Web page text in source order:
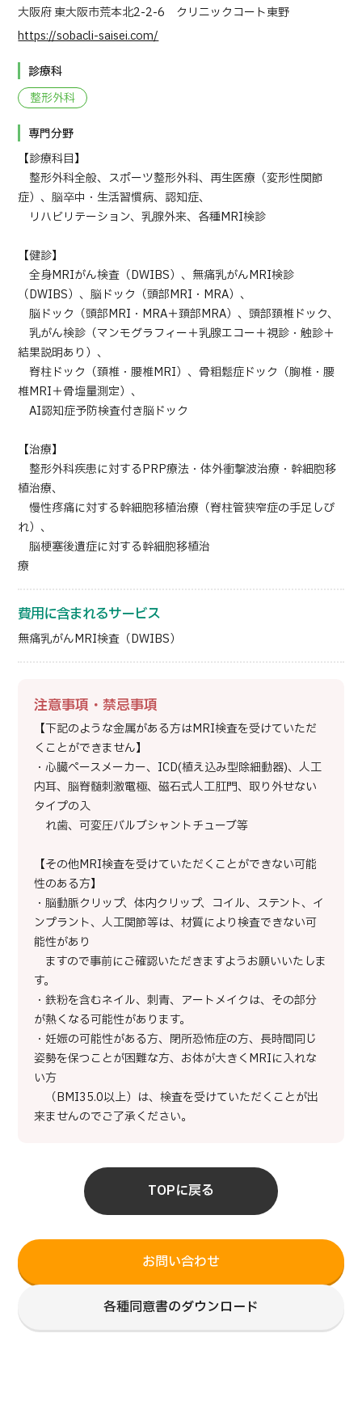
日本語 ENGLISH 中文 Tiếng Việt
お問い合わせ
各種同意書のダウンロード
大阪府 東大阪市荒本北2-2-6 クリニックコート東野
https://sobacli-saisei.com/
診療科
整形外科
専門分野
【診療科目】
整形外科全般、スポーツ整形外科、再生医療（変形性関節
症）、脳卒中・生活習慣病、認知症、
リハビリテーション、乳腺外来、各種MRI検診
【健診】
全身MRIがん検査（DWIBS）、無痛乳がんMRI検診
（DWIBS）、脳ドック（頭部MRI・MRA）、
脳ドック（頭部MRI・MRA＋頚部MRA）、頭部頚椎ドック、
乳がん検診（マンモグラフィー＋乳腺エコー＋視診・触診＋
結果説明あり）、
脊柱ドック（頚椎・腰椎MRI）、骨粗鬆症ドック（胸椎・腰
椎MRI＋骨塩量測定）、
AI認知症予防検査付き脳ドック
【治療】
整形外科疾患に対するPRP療法・体外衝撃波治療・幹細胞移
植治療、
慢性疼痛に対する幹細胞移植治療（脊柱管狭窄症の手足しび
れ）、
脳梗塞後遺症に対する幹細胞移植治
療
費用に含まれるサービス
無痛乳がんMRI検査（DWIBS）
注意事項・禁忌事項
【下記のような金属がある方はMRI検査を受けていただ
くことができません】
・心臓ペースメーカー、ICD(植え込み型除細動器)、人工
内耳、脳脊髄刺激電極、磁石式人工肛門、取り外せない
タイプの入
れ歯、可変圧バルブシャントチューブ等
【その他MRI検査を受けていただくことができない可能
性のある方】
・脳動脈クリップ、体内クリップ、コイル、ステント、イ
ンプラント、人工関節等は、材質により検査できない可
能性があり
ますので事前にご確認いただきますようお願いいたしま
す。
・鉄粉を含むネイル、刺青、アートメイクは、その部分
が熱くなる可能性があります。
・妊娠の可能性がある方、閉所恐怖症の方、長時間同じ
姿勢を保つことが困難な方、お体が大きくMRIに入れな
い方
（BMI35.0以上）は、検査を受けていただくことが出
来ませんのでご了承ください。
TOPに戻る